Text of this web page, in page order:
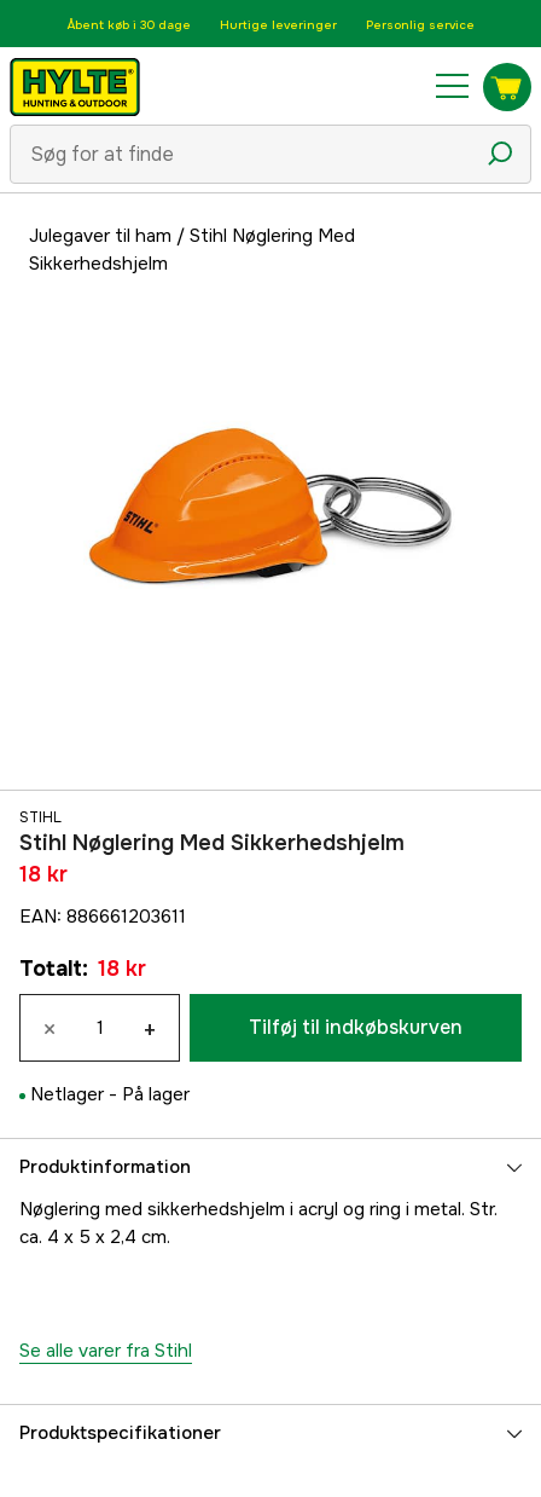
Åbent køb i 30 dage Hurtige leveringer Personlig service
Julegaver til ham / Stihl Nøglering Med
Sikkerhedshjelm
STIHL
Stihl Nøglering Med Sikkerhedshjelm
18 kr
EAN: 886661203611
Totalt: 18 kr
× + Tilføj til indkøbskurven
Netlager - På lager
Produktinformation
Nøglering med sikkerhedshjelm i acryl og ring i metal. Str.
ca. 4 x 5 x 2,4 cm.
Se alle varer fra Stihl
Produktspecifikationer